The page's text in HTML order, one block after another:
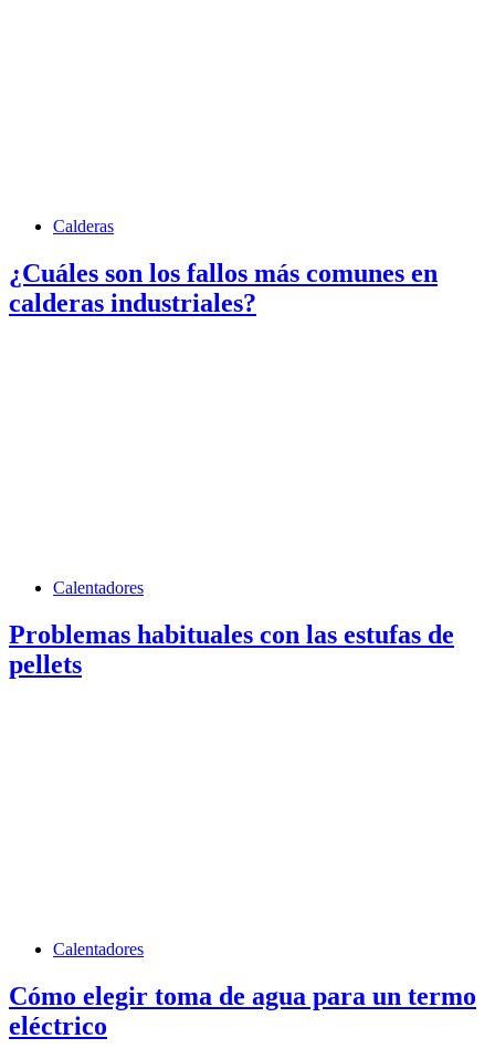
Calderas
¿Cuáles son los fallos más comunes en
calderas industriales?
Calentadores
Problemas habituales con las estufas de
pellets
Calentadores
Cómo elegir toma de agua para un termo
eléctrico